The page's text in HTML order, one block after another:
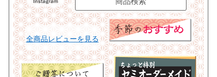
全商品レビューを見る